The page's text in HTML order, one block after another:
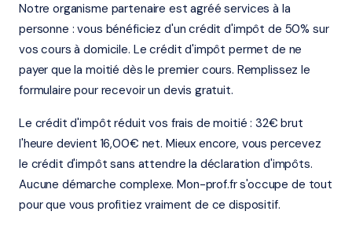
Notre organisme partenaire est agréé services à la
personne : vous bénéficiez d'un crédit d'impôt de 50% sur
vos cours à domicile. Le crédit d'impôt permet de ne
payer que la moitié dès le premier cours. Remplissez le
formulaire pour recevoir un devis gratuit.
Le crédit d'impôt réduit vos frais de moitié : 32€ brut
l'heure devient 16,00€ net. Mieux encore, vous percevez
le crédit d'impôt sans attendre la déclaration d'impôts.
Aucune démarche complexe. Mon-prof.fr s'occupe de tout
pour que vous profitiez vraiment de ce dispositif.